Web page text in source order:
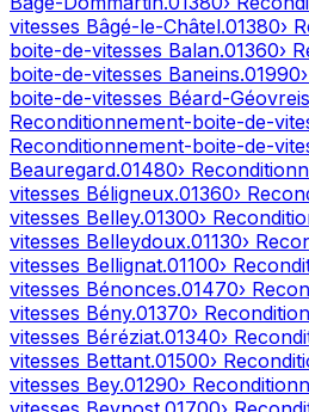
vitesses Bâgé-le-Châtel.01380›
boite-de-vitesses Balan.01360›
boite-de-vitesses Baneins.01990
boite-de-vitesses Béard-
Reconditionnement-boite-de-
Reconditionnement-boite-de-
Beauregard.01480›
vitesses Béligneux.01360›
vitesses Belley.01300›
vitesses Belleydoux.01130›
vitesses Bellignat.01100›
vitesses Bénonces.01470›
vitesses Bény.01370›
vitesses Béréziat.01340›
vitesses Bettant.01500›
vitesses Bey.01290›